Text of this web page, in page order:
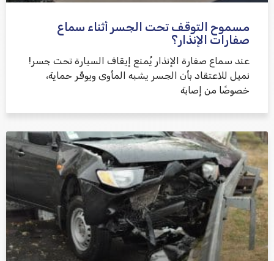
שלח משוב
مسموح التوقف تحت الجسر أثناء سماع
صفارات الإنذار؟
عند سماع صفارة الإنذار يُمنع إيقاف السيارة تحت جسر!
نميل للاعتقاد بأن الجسر يشبه المأوى ويوفّر حماية،
خصوصًا من إصابة